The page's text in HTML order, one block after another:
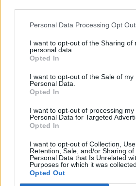
Personal Data Processing Opt
I want to opt-out of the Sharing of
personal data.
Opted In
I want to opt-out of the Sale of my
Personal Data.
Opted In
I want to opt-out of processing my
Personal Data for Targeted
Opted In
I want to opt-out of Collection, Use,
Retention, Sale, and/or Sharing of
Personal Data that Is Unrelated
Purposes for which it was collected.
Opted Out
sabemos de que va el ( no entra la 492s
podemos ayudar ya que no todo el
echaremos una mano si lo sabemos claro
Saludos
Responder
AGC
Publicado